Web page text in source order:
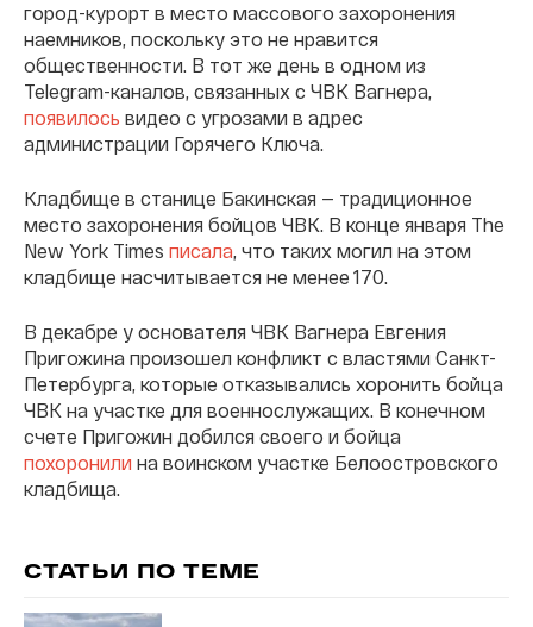
город-курорт в место массового захоронения
наемников, поскольку это не нравится
общественности. В тот же день в одном из
Telegram-каналов, связанных с ЧВК Вагнера,
появилось видео с угрозами в адрес
администрации Горячего Ключа.
Кладбище в станице Бакинская — традиционное
место захоронения бойцов ЧВК. В конце января The
New York Times писала, что таких могил на этом
кладбище насчитывается не менее 170.
В декабре у основателя ЧВК Вагнера Евгения
Пригожина произошел конфликт с властями Санкт-
Петербурга, которые отказывались хоронить бойца
ЧВК на участке для военнослужащих. В конечном
счете Пригожин добился своего и бойца
похоронили на воинском участке Белоостровского
кладбища.
СТАТЬИ ПО ТЕМЕ